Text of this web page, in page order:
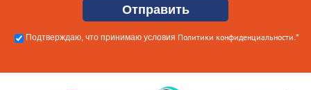
Подтверждаю, что принимаю условия Политики конфиденциальности.*